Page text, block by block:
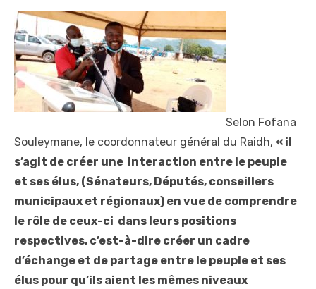
Selon Fofana
Souleymane, le coordonnateur général du Raidh, « il
s’agit de créer une interaction entre le peuple
et ses élus, (Sénateurs, Députés, conseillers
municipaux et régionaux) en vue de comprendre
le rôle de ceux-ci dans leurs positions
respectives, c’est-à-dire créer un cadre
d’échange et de partage entre le peuple et ses
élus pour qu’ils aient les mêmes niveaux